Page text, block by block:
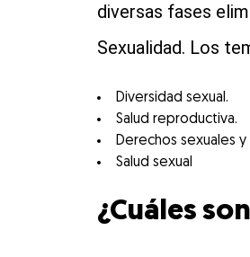
diversas fases
Sexualidad. Los
Diversidad sexual.
Salud reproductiva.
Derechos sexuales
Salud sexual
¿Cuáles